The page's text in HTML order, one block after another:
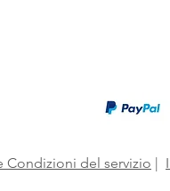
Condizioni del servizio |